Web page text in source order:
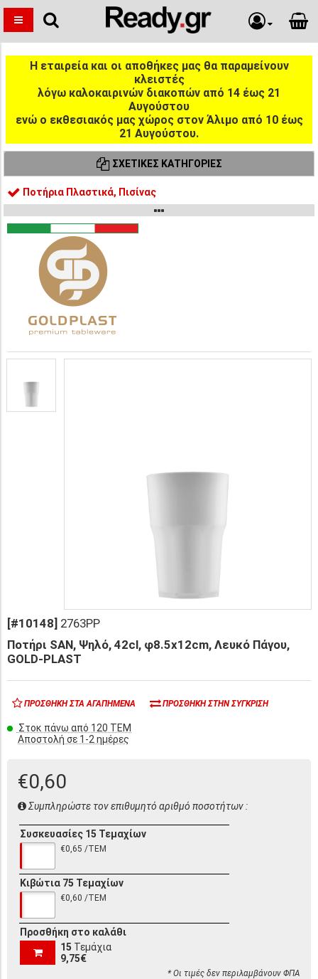
Η εταιρεία και οι αποθήκες μας θα παραμείνουν
κλειστές
λόγω καλοκαιρινών διακοπών από 14 έως 21
Αυγούστου
ενώ ο εκθεσιακός μας χώρος στον Άλιμο από 10 έως
21 Αυγούστου.
ΣΧΕΤΙΚΈΣ ΚΑΤΗΓΟΡΊΕΣ
Ποτήρια Πλαστικά, Πισίνας
[#10148] 2763PP
Ποτήρι SAN, Ψηλό, 42cl, φ8.5x12cm, Λευκό Πάγου,
GOLD-PLAST
ΠΡΟΣΘΉΚΗ ΣΤΑ ΑΓΑΠΗΜΈΝΑ ΠΡΟΣΘΉΚΗ ΣΤΗΝ ΣΎΓΚΡΙΣΗ
Στοκ πάνω από 120 ΤΕΜ
Αποστολή σε 1-2 ημέρες
€0,60
Συμπληρώστε τον επιθυμητό αριθμό ποσοτήτων :
Συσκευασίες 15 Τεμαχίων
€0,65 /ΤΕΜ
Κιβώτια 75 Τεμαχίων
€0,60 /ΤΕΜ
Προσθήκη στο καλάθι
15 Τεμάχια
9,75€
* Οι τιμές δεν περιλαμβάνουν ΦΠΑ